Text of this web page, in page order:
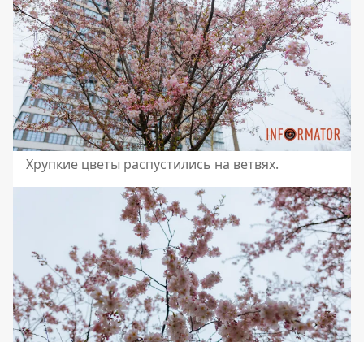
Хрупкие цветы распустились на ветвях.